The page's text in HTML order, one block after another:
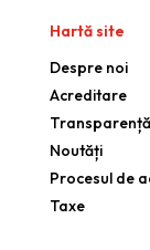
Hartă site
Despre noi
Acreditare
Transparență
Noutăți
Procesul de
Taxe